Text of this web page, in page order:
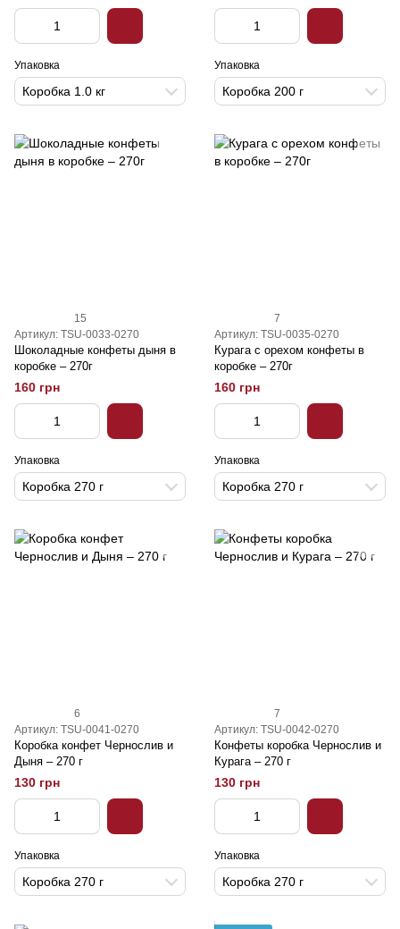
Упаковка
Коробка 1.0 кг
Упаковка
Коробка 200 г
15
Артикул: TSU-0033-0270
Шоколадные конфеты дыня в
коробке – 270г
160 грн
Упаковка
Коробка 270 г
7
Артикул: TSU-0035-0270
Курага с орехом конфеты в
коробке – 270г
160 грн
Упаковка
Коробка 270 г
6
Артикул: TSU-0041-0270
Коробка конфет Чернослив и
Дыня – 270 г
130 грн
Упаковка
Коробка 270 г
7
Артикул: TSU-0042-0270
Конфеты коробка Чернослив и
Курага – 270 г
130 грн
Упаковка
Коробка 270 г